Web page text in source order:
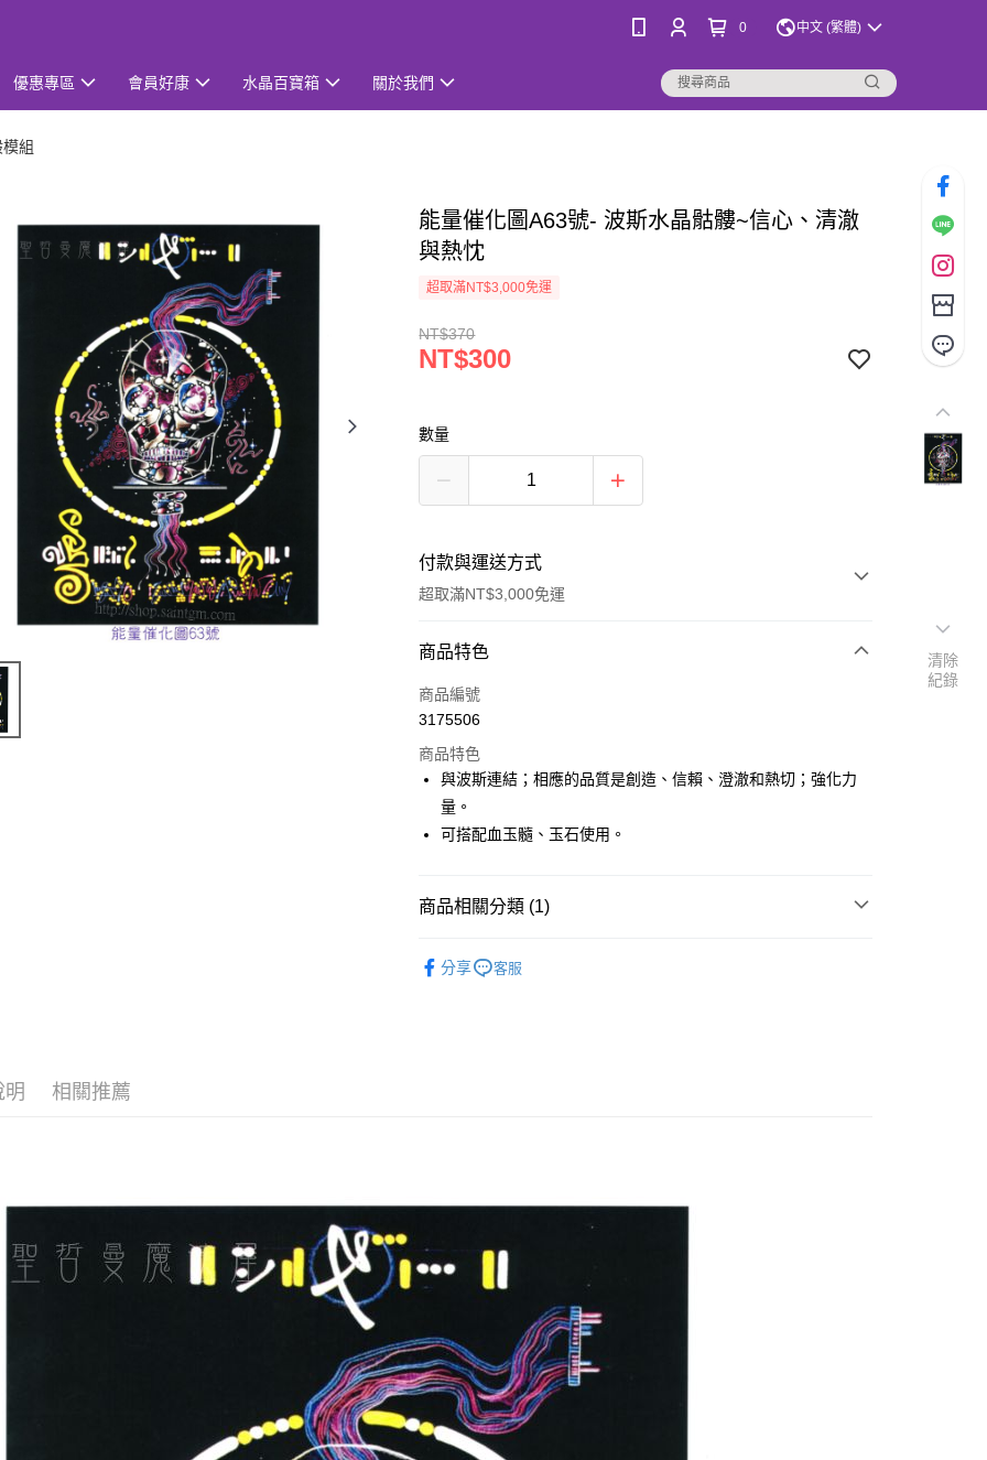
0 中文 (繁體)
優惠專區 會員好康 水晶百寶箱 關於我們
組
能量催化圖A63號- 波斯水晶骷髏~信心、清澈
與熱忱
超取滿NT$3,000免運
NT$370
NT$300
數量
付款與運送方式
超取滿NT$3,000免運
付款方式
信用卡一次付款
LINE Pay
Apple Pay
悠遊付
郵局幫你送（離島）
每筆NT$80，滿NT$3,000(含以上)免運費
付款後門市自取
免運費
商品特色
商品編號
3175506
商品特色
與波斯連結；相應的品質是創造、信賴、澄澈和熱切；強化力
量。
可搭配血玉髓、玉石使用。
商品相關分類 (1)
分享
客服
明 相關推薦
清除
紀錄